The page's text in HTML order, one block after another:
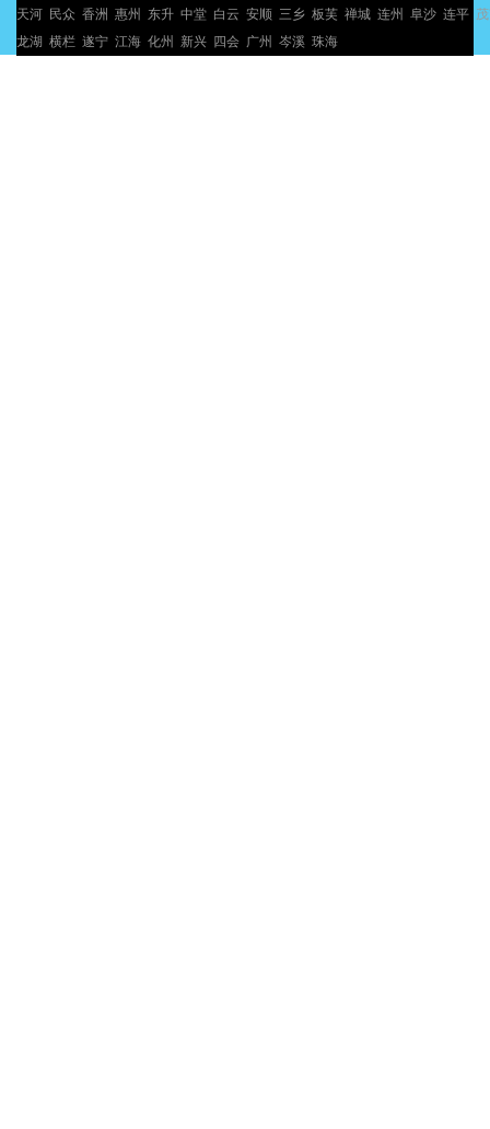
天河 民众 香洲 惠州 东升 中堂 白云 安顺 三乡 板芙 禅城 连州 阜沙 连平
龙湖 横栏 遂宁 江海 化州 新兴 四会 广州 岑溪 珠海